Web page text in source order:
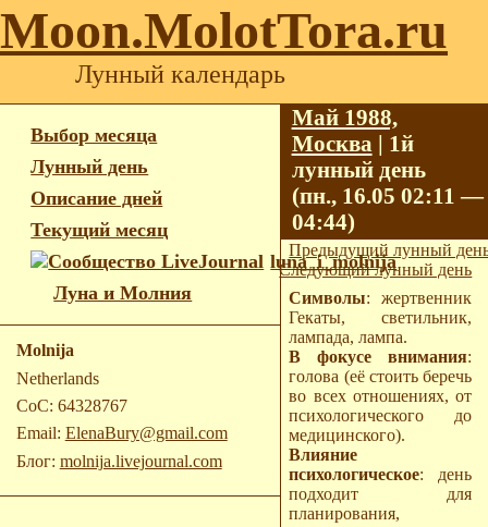
Moon.MolotTora.ru
Лунный календарь
Выбор месяца
Лунный день
Описание дней
Текущий месяц
luna_i_molnija
Луна и Молния
Molnija
Netherlands
CoC: 64328767
Email: ElenaBury@gmail.com
Блог: molnija.livejournal.com
Май 1988,
Москва | 1й
лунный день
(пн., 16.05 02:11 —
04:44)
Предыдущий лунный
Следующий лунный день
Символы: жертвенник
Гекаты, светильник,
лампада, лампа.
В фокусе внимания:
голова (её стоить беречь
во всех отношениях, от
психологического до
медицинского).
Влияние
психологическое: день
подходит для
планирования,